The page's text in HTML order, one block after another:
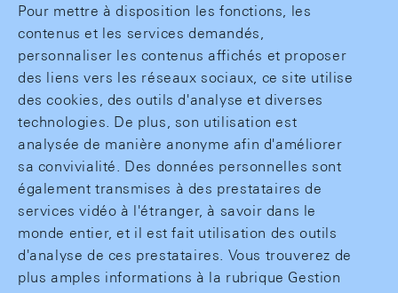
Pour mettre à disposition les fonctions, les
contenus et les services demandés,
personnaliser les contenus affichés et proposer
des liens vers les réseaux sociaux, ce site utilise
des cookies, des outils d'analyse et diverses
technologies. De plus, son utilisation est
analysée de manière anonyme afin d'améliorer
sa convivialité. Des données personnelles sont
également transmises à des prestataires de
services vidéo à l'étranger, à savoir dans le
monde entier, et il est fait utilisation des outils
d'analyse de ces prestataires. Vous trouverez de
plus amples informations à la rubrique Gestion